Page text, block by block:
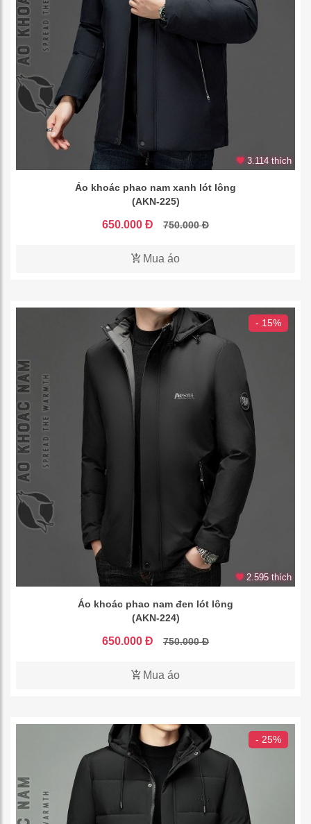
3.114 thích
Áo khoác phao nam xanh lót lông
(AKN-225)
650.000 Đ 750.000 Đ
Mua áo
- 15%
2.595 thích
Áo khoác phao nam đen lót lông
(AKN-224)
650.000 Đ 750.000 Đ
Mua áo
- 25%